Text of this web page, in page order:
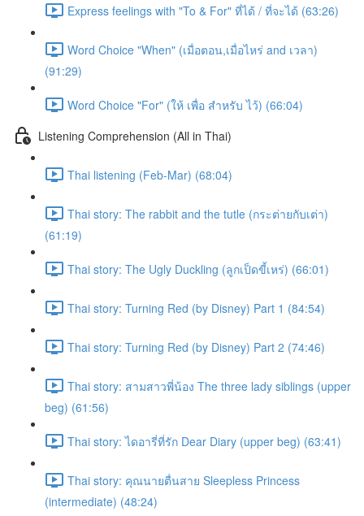
Express feelings with "To & For" ที่ได้ / ที่จะได้ (63:26)
Word Choice "When" (เมื่อตอน,เมื่อไหร่ and เวลา)
(91:29)
Word Choice "For" (ให้ เพื่อ สำหรับ ไว้) (66:04)
Listening Comprehension (All in Thai)
Thai listening (Feb-Mar) (68:04)
Thai story: The rabbit and the tutle (กระต่ายกับเต่า)
(61:19)
Thai story: The Ugly Duckling (ลูกเป็ดขี้เหร่) (66:01)
Thai story: Turning Red (by Disney) Part 1 (84:54)
Thai story: Turning Red (by Disney) Part 2 (74:46)
Thai story: สามสาวพี่น้อง The three lady siblings (upper
beg) (61:56)
Thai story: ไดอารี่ที่รัก Dear Diary (upper beg) (63:41)
Thai story: คุณนายตื่นสาย Sleepless Princess
(intermediate) (48:24)